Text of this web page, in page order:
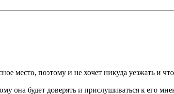
место, поэтому и не хочет никуда уезжать и
она будет доверять и прислушиваться к его